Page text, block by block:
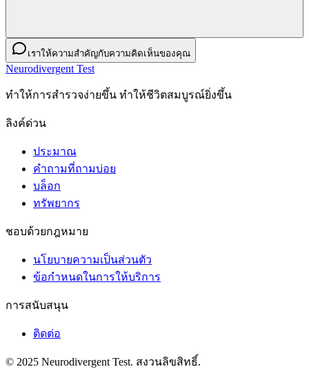
เราให้ความสำคัญกับความคิดเห็นของคุณ
Neurodivergent Test
ทําให้การสํารวจง่ายขึ้น ทําให้ชีวิตสมบูรณ์ยิ่งขึ้น
ลิงค์ด่วน
ประมาณ
คำถามที่ถามบ่อย
บล็อก
ทรัพยากร
ชอบด้วยกฎหมาย
นโยบายความเป็นส่วนตัว
ข้อกําหนดในการให้บริการ
การสนับสนุน
ติดต่อ
© 2025 Neurodivergent Test. สงวนลิขสิทธิ์.